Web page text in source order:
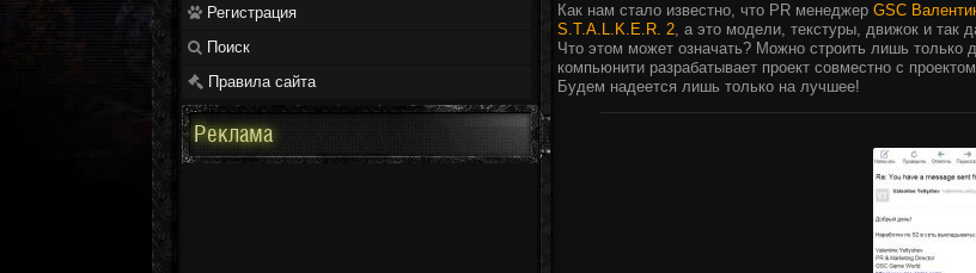
Как нам стало известно, что PR менеджер GSC
S.T.A.L.K.E.R. 2, а это модели, текстуры, движок и так
Что этом может означать? Можно строить лишь только
компьюнити разрабатывает проект совместно с
Будем надеется лишь только на лучшее!
Регистрация
Поиск
Правила сайта
Реклама